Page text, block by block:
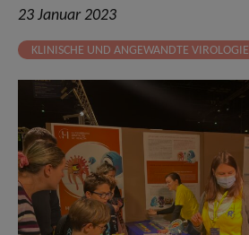
23 Januar 2023
KLINISCHE UND ANGEWANDTE VIROLOGIE